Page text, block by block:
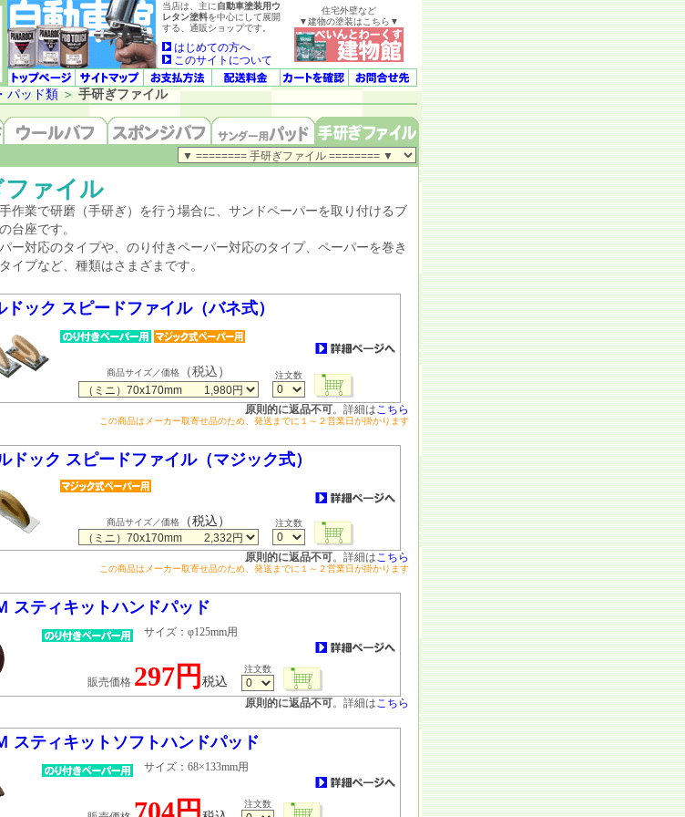
当店は、主に自動車塗装用ウ
レタン塗料を中心にして展開
する、通販ショップです。
はじめての方へ
このサイトについて
住宅外壁など
▼建物の塗装はこちら▼
パッド類＞ 手研ぎファイル
ァイル
作業で研磨（手研ぎ）を行う場合に、サンドペーパーを取り付けるブ
台座です。
ー対応のタイプや、のり付きペーパー対応のタイプ、ペーパーを巻き
イプなど、種類はさまざまです。
ック スピードファイル（バネ式）
商品サイズ／価格（税込） 注文数
原則的に返品不可。詳細はこちら
この商品はメーカー取寄せ品のため、発送までに１～２営業日が掛かります
ドック スピードファイル（マジック式）
商品サイズ／価格（税込） 注文数
原則的に返品不可。詳細はこちら
この商品はメーカー取寄せ品のため、発送までに１～２営業日が掛かります
スティキットハンドパッド
サイズ：φ125mm用
販売価格 297円 税込
注文数
原則的に返品不可。詳細はこちら
スティキットソフトハンドパッド
サイズ：68×133mm用
注文数